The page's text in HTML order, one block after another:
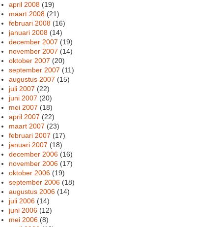
april 2008 (19)
maart 2008 (21)
februari 2008 (16)
januari 2008 (14)
december 2007 (19)
november 2007 (14)
oktober 2007 (20)
september 2007 (11)
augustus 2007 (15)
juli 2007 (22)
juni 2007 (20)
mei 2007 (18)
april 2007 (22)
maart 2007 (23)
februari 2007 (17)
januari 2007 (18)
december 2006 (16)
november 2006 (17)
oktober 2006 (19)
september 2006 (18)
augustus 2006 (14)
juli 2006 (14)
juni 2006 (12)
mei 2006 (8)